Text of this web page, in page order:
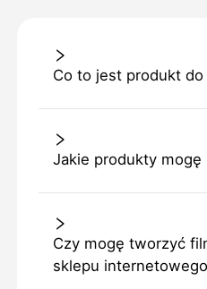
Co to jest produkt
Jakie produkty mogę
Czy mogę tworzyć
sklepu